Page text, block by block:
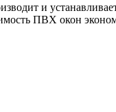
и
ПВХ окон эконом